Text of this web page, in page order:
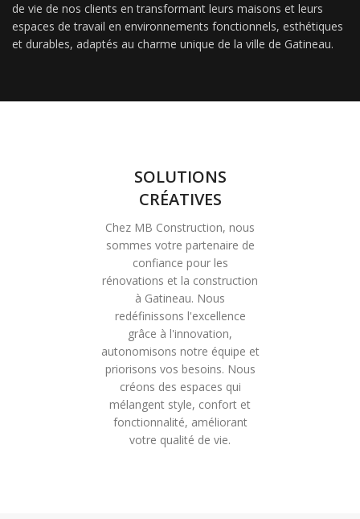
de vie de nos clients en transformant leurs maisons et leurs
espaces de travail en environnements fonctionnels, esthétiques
et durables, adaptés au charme unique de la ville de Gatineau.
SOLUTIONS
CRÉATIVES
Chez MB Construction, nous
sommes votre partenaire de
confiance pour les
rénovations et la construction
à Gatineau. Nous
redéfinissons l'excellence
grâce à l'innovation,
autonomisons notre équipe et
priorisons vos besoins. Nous
créons des espaces qui
mélangent style, confort et
fonctionnalité, améliorant
votre qualité de vie.